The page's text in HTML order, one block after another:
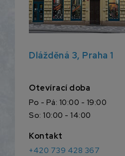
Dlážděná 3, Praha 1
Otevírací doba
Po - Pá: 10:00 - 19:00
So: 10:00 - 14:00
Kontakt
+420 739 428 367